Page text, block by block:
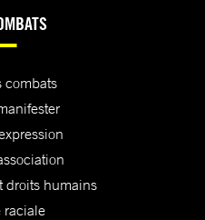
combats
droits humains
raciale